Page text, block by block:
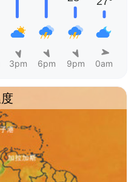
3pm 6pm 9pm 0am